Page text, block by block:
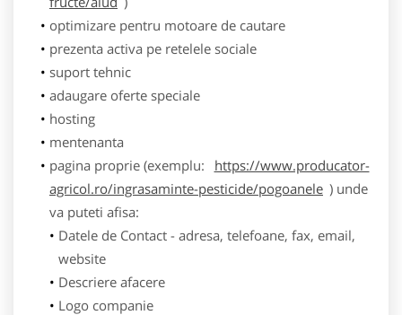
optimizare pentru motoare de cautare
prezenta activa pe retelele sociale
suport tehnic
adaugare oferte speciale
hosting
mentenanta
pagina proprie (exemplu:
https://www.producator-
agricol.ro/ingrasaminte-pesticide/pogoanele ) unde
va puteti afisa:
Datele de Contact - adresa, telefoane, fax, email,
website
Descriere afacere
Logo companie